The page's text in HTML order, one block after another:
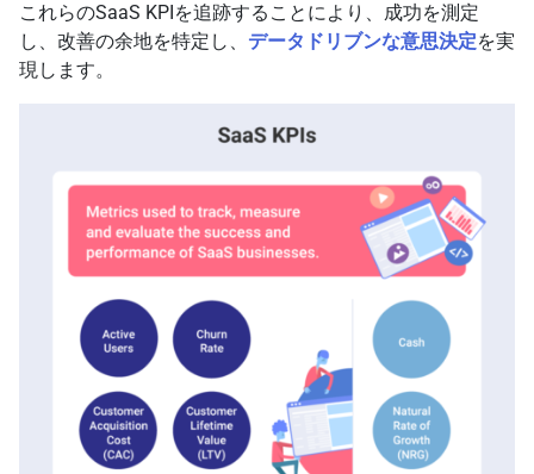
これらのSaaS KPIを追跡することにより、成功を測定
し、改善の余地を特定し、 データドリブンな意思決定を実
現します。